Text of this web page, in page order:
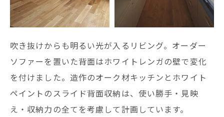
吹き抜けからも明るい光が入るリビング。オーダー
ソファーを置いた背面はホワイトレンガの壁で変化
を付けました。造作のオーク材キッチンとホワイト
ペイントのスライド背面収納は、使い勝手・見映
え・収納力の全てを考慮して計画しています。